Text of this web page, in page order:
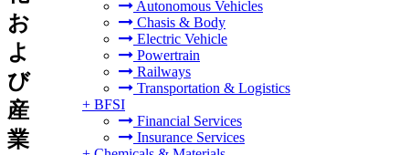
Autonomous Vehicles
Chasis & Body
Electric Vehicle
Powertrain
Railways
Transportation & Logistics
+ BFSI
Financial Services
Insurance Services
お
よ
び
産
業